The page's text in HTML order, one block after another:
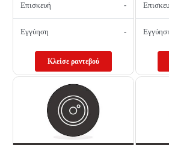
Επισκευή -
Εγγύηση -
Κλείσε ραντεβού